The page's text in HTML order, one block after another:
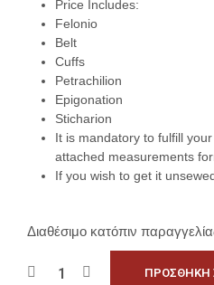
Price Includes:
Felonio
Belt
Cuffs
Petrachilion
Epigonation
Sticharion
It is mandatory to fulfill
attached measurements
If you wish to get it
Διαθέσιμο κατόπιν
ΠΡΟΣΘΉΚΗ